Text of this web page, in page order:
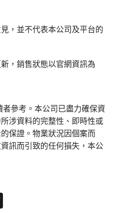
，並不代表本公司及平台的
，銷售狀態以官網資訊為
參考。本公司已盡力確保資
涉資料的完整性、即時性或
保證。物業狀況因個案而
訊而引致的任何損失，本公